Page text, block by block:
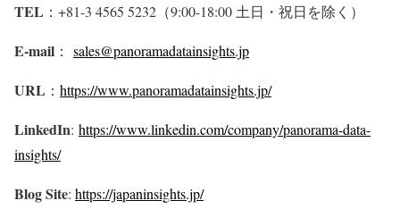
TEL ：+81-3 4565 5232（9:00-18:00 土日・祝日を除く）
E-mail ： sales@panoramadatainsights.jp
URL ： https://www.panoramadatainsights.jp/
LinkedIn: https://www.linkedin.com/company/panorama-data-
insights/
Blog Site: https://japaninsights.jp/